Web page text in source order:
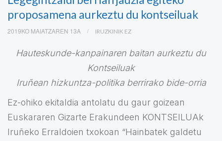
proposamena aurkeztu du kontseiluak
2019KO MAIATZAREN 13A IRUZKINIK EZ
Hauteskunde-kanpainaren baitan aurkeztu du
Kontseiluak
Iruñean hizkuntza-politika berrirako bide-orria
Ez-ohiko ekitaldia antolatu du gaur goizean
Euskararen Gizarte Erakundeen KONTSEILUAk
Iruñeko Erraldoien txokoan “Hainbatek galdetu